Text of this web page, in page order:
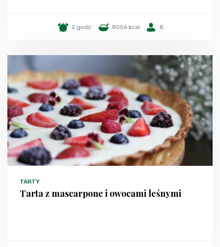
2 godz. 8056 kcal 8
TARTY
Tarta z mascarpone i owocami leśnymi